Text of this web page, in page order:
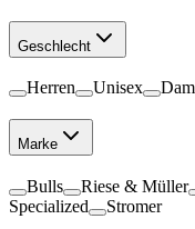
Geschlecht
Herren Unisex
Marke
Bulls Riese & Müller
Specialized
Stromer